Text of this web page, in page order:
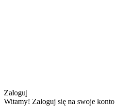
Zaloguj
Witamy! Zaloguj się na swoje konto